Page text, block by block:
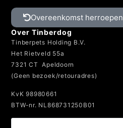
Overeenkomst herroepen
Over Tinberdog
Tinberpets Holding B.V.
Het Rietveld 55a
7321 CT Apeldoorn
(Geen bezoek/retouradres)
KvK 98980661
BTW-nr. NL868731250B01